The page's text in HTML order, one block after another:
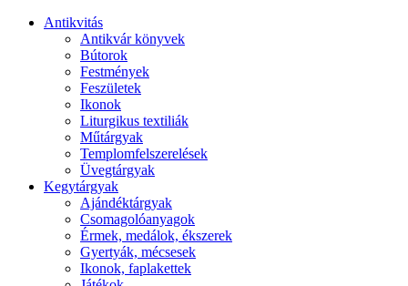
Antikvitás
Antikvár könyvek
Bútorok
Festmények
Feszületek
Ikonok
Liturgikus textiliák
Műtárgyak
Templomfelszerelések
Üvegtárgyak
Kegytárgyak
Ajándéktárgyak
Csomagolóanyagok
Érmek, medálok, ékszerek
Gyertyák, mécsesek
Ikonok, faplakettek